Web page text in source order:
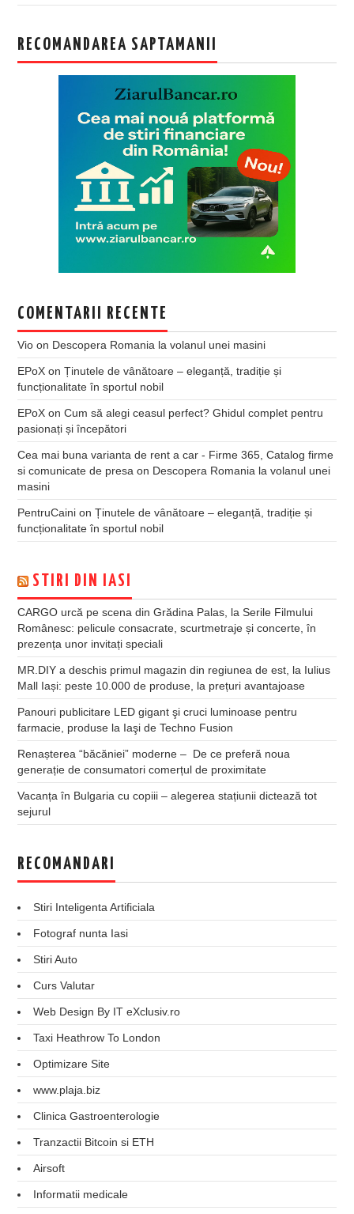
RECOMANDAREA SAPTAMANII
COMENTARII RECENTE
Vio on Descopera Romania la volanul unei masini
EPoX onȚinutele de vânătoare – eleganță, tradiție și
funcționalitate în sportul nobil
EPoX onCum să alegi ceasul perfect? Ghidul complet pentru
pasionați și începători
Cea mai buna varianta de rent a car - Firme 365, Catalog firme
si comunicate de presa on Descopera Romania la volanul unei
masini
PentruCaini onȚinutele de vânătoare – eleganță, tradiție și
funcționalitate în sportul nobil
STIRI DIN IASI
CARGO urcă pe scena din Grădina Palas, la Serile Filmului
Românesc: pelicule consacrate, scurtmetraje și concerte, în
prezența unor invitați speciali
MR.DIY a deschis primul magazin din regiunea de est, la Iulius
Mall Iași: peste 10.000 de produse, la prețuri avantajoase
Panouri publicitare LED gigant şi cruci luminoase pentru
farmacie, produse la Iaşi de Techno Fusion
Renașterea “băcăniei” moderne – De ce preferă noua
generație de consumatori comerțul de proximitate
Vacanța în Bulgaria cu copiii – alegerea stațiunii dictează tot
sejurul
RECOMANDARI
Stiri Inteligenta Artificiala
Fotograf nunta Iasi
Stiri Auto
Curs Valutar
Web Design By IT eXclusiv.ro
Taxi Heathrow To London
Optimizare Site
www.plaja.biz
Clinica Gastroenterologie
Tranzactii Bitcoin si ETH
Airsoft
Informatii medicale